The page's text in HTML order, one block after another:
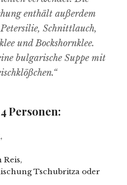
enthält außerdem
Schnittlauch,
und Bockshornklee.
bulgarische Suppe mit
Personen:
Reis,
Tschubritza oder